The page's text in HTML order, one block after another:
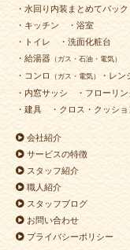
・水回り内装まとめてパック
・キッチン
・浴室
・トイレ
・洗面化粧台
・給湯器 （ガス・石油・電気）
・コンロ （ガス・電気）・レン
・内窓サッシ
・フローリン
・建具
・クロス・クッショ
会社紹介
サービスの特徴
スタッフ紹介
職人紹介
スタッフブログ
お問い合わせ
プライバシーポリシー